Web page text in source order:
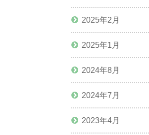
2025年2月
2025年1月
2024年8月
2024年7月
2023年4月